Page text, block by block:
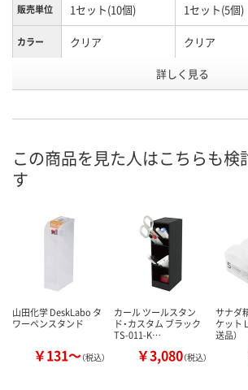
販売単位 1セット(10個) 1セット(5個)
カラー クリア クリア
RX77338
カゴへ
詳しく見る
この商品を見た人はこちらも検
す
山田化学 DeskLabo タ
ワーペンスタンド
￥131～（税込）
カール ツールスタン
ド・カスタム ブラック
TS-011-K…
￥3,080（税込）
サナダ
ケット
送品）